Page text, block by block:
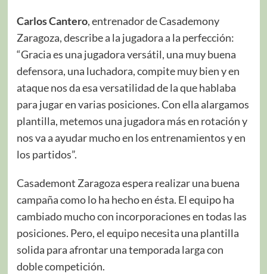
Carlos Cantero, entrenador de Casademony
Zaragoza, describe a la jugadora a la perfección:
“Gracia es una jugadora versátil, una muy buena
defensora, una luchadora, compite muy bien y en
ataque nos da esa versatilidad de la que hablaba
para jugar en varias posiciones. Con ella alargamos
plantilla, metemos una jugadora más en rotación y
nos va a ayudar mucho en los entrenamientos y en
los partidos”.
Casademont Zaragoza espera realizar una buena
campaña como lo ha hecho en ésta. El equipo ha
cambiado mucho con incorporaciones en todas las
posiciones. Pero, el equipo necesita una plantilla
solida para afrontar una temporada larga con
doble competición.